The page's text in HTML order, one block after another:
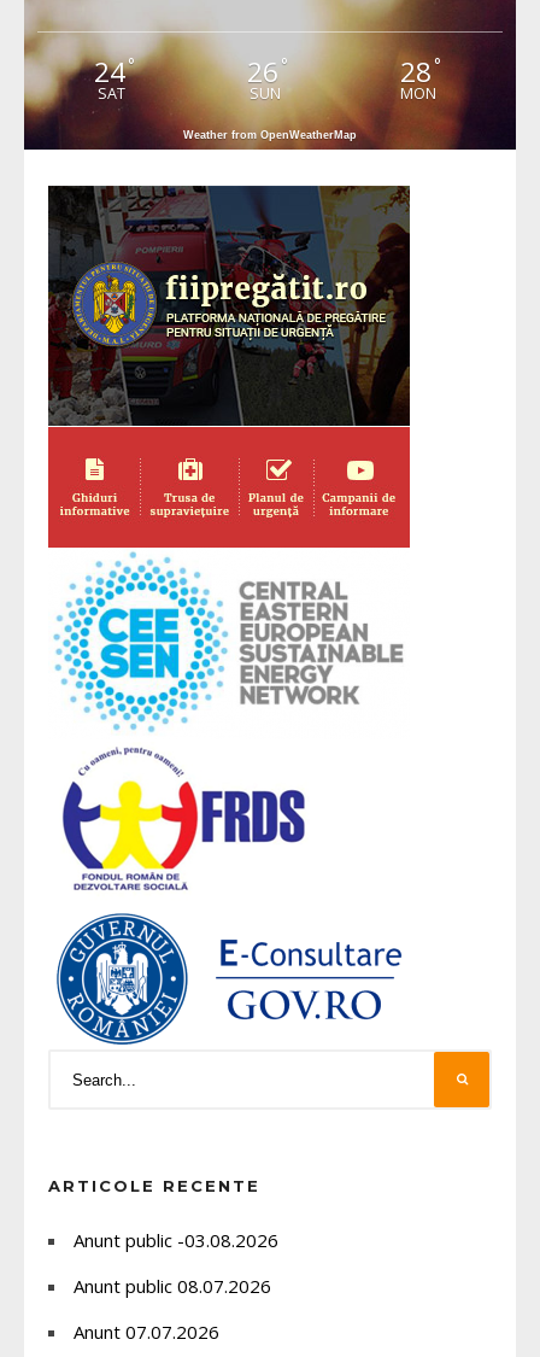
24°
SAT
26°
SUN
28°
MON
Weather from OpenWeatherMap
ARTICOLE RECENTE
Anunt public -03.08.2026
Anunt public 08.07.2026
Anunt 07.07.2026